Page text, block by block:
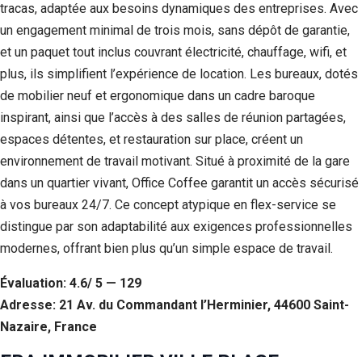
tracas, adaptée aux besoins dynamiques des entreprises. Avec
un engagement minimal de trois mois, sans dépôt de garantie,
et un paquet tout inclus couvrant électricité, chauffage, wifi, et
plus, ils simplifient l’expérience de location. Les bureaux, dotés
de mobilier neuf et ergonomique dans un cadre baroque
inspirant, ainsi que l’accès à des salles de réunion partagées,
espaces détentes, et restauration sur place, créent un
environnement de travail motivant. Situé à proximité de la gare
dans un quartier vivant, Office Coffee garantit un accès sécurisé
à vos bureaux 24/7. Ce concept atypique en flex-service se
distingue par son adaptabilité aux exigences professionnelles
modernes, offrant bien plus qu’un simple espace de travail.
Évaluation: 4.6/ 5 — 129
Adresse: 21 Av. du Commandant l’Herminier, 44600 Saint-
Nazaire, France